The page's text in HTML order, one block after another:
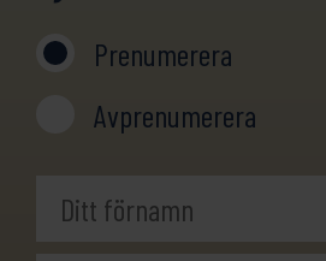
Prenumerera
Avprenumerera